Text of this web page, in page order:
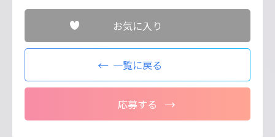
お気に入り
一覧に戻る
応募する